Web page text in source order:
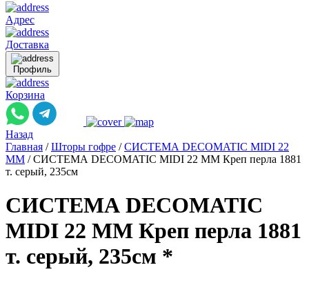
Адрес
Доставка
Профиль
Корзина
Назад
Главная / Шторы гофре / СИСТЕМА DECOMATIC MIDI 22
ММ / СИСТЕМА DECOMATIC MIDI 22 ММ Креп перла 1881
т. серый, 235см
СИСТЕМА DECOMATIC
MIDI 22 ММ Креп перла 1881
т. серый, 235см *